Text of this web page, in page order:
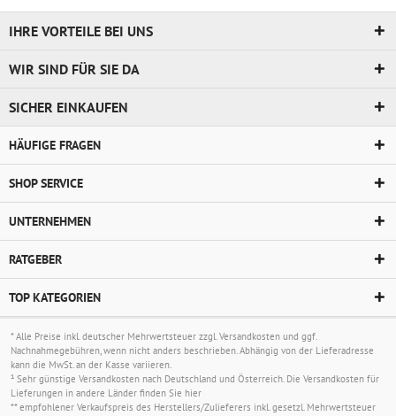
IHRE VORTEILE BEI UNS
WIR SIND FÜR SIE DA
SICHER EINKAUFEN
HÄUFIGE FRAGEN
SHOP SERVICE
UNTERNEHMEN
RATGEBER
TOP KATEGORIEN
* Alle Preise inkl. deutscher Mehrwertsteuer zzgl.Versandkosten und ggf.
Nachnahmegebühren, wenn nicht anders beschrieben. Abhängig von der Lieferadresse
kann die MwSt. an der Kasse variieren.
¹ Sehr günstige Versandkosten nach Deutschland und Österreich. Die Versandkosten für
Lieferungen in andere Länder finden Sie hier
** empfohlener Verkaufspreis des Herstellers/Zulieferers inkl. gesetzl. Mehrwertsteuer